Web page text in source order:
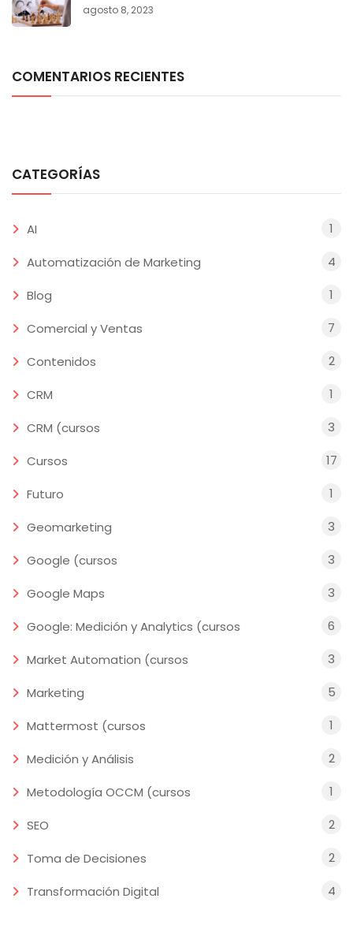
agosto 8, 2023
COMENTARIOS RECIENTES
CATEGORÍAS
AI 1
Automatización de Marketing 4
Blog 1
Comercial y Ventas 7
Contenidos 2
CRM 1
CRM (cursos 3
Cursos 17
Futuro 1
Geomarketing 3
Google (cursos 3
Google Maps 3
Google: Medición y Analytics (cursos 6
Market Automation (cursos 3
Marketing 5
Mattermost (cursos 1
Medición y Análisis 2
Metodología OCCM (cursos 1
SEO 2
Toma de Decisiones 2
Transformación Digital 4